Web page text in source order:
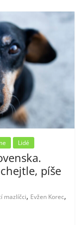
Lidé
píše
mazlíčci, Evžen Korec,